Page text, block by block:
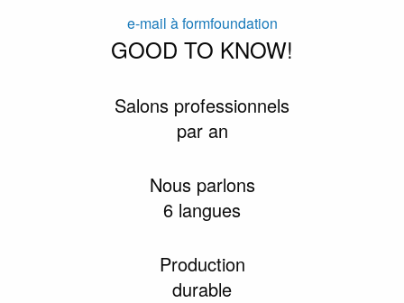
e-mail à formfoundation
GOOD TO KNOW!
Salons professionnels
par an
Nous parlons
6 langues
Production
durable